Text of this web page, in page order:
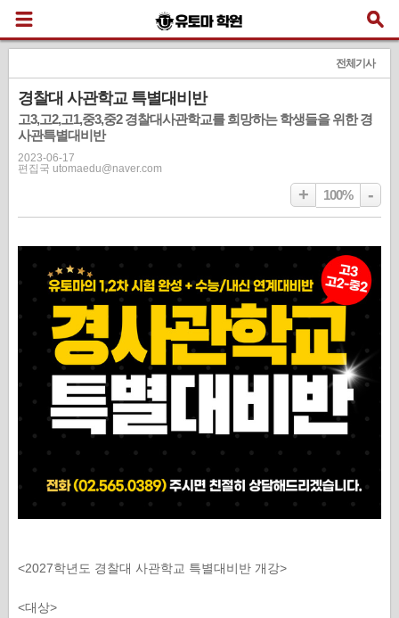
전체기사
경찰대 사관학교 특별대비반
고3,고2,고1,중3,중2 경찰대사관학교를 희망하는 학생들을 위한 경
사관특별대비반
2023-06-17
편집국 utomaedu@naver.com
+ 100% -
<2027학년도 경찰대 사관학교 특별대비반 개강>
<대상>